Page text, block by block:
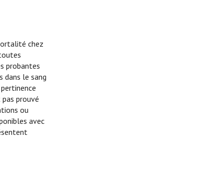
chez
probantes
dans le sang
prouvé
ou
avec